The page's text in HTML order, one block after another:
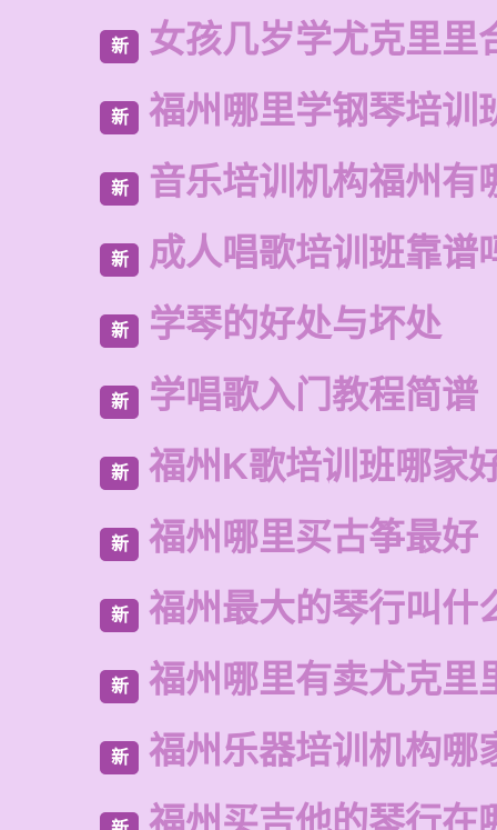
新 女孩几岁学尤克里里
新 福州哪里学钢琴培训
新 音乐培训机构福州有
新 成人唱歌培训班靠谱
新 学琴的好处与坏处
新 学唱歌入门教程简谱
新 福州K歌培训班哪家
新 福州哪里买古筝最好
新 福州最大的琴行叫什
新 福州哪里有卖尤克里
新 福州乐器培训机构哪
福州买吉他的琴行在